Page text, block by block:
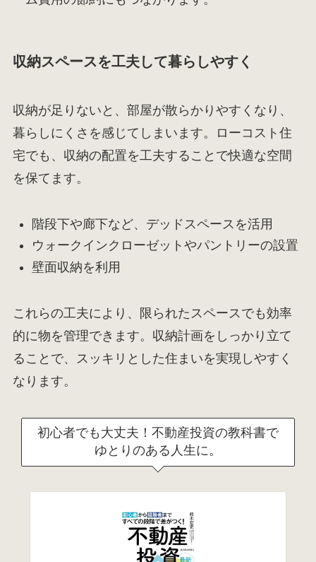
収納スペースを工夫して暮らしやすく
収納が足りないと、部屋が散らかりやすくなり、
暮らしにくさを感じてしまいます。ローコスト住
宅でも、収納の配置を工夫することで快適な空間
を保てます。
階段下や廊下など、デッドスペースを活用
ウォークインクローゼットやパントリーの設置
壁面収納を利用
これらの工夫により、限られたスペースでも効率
的に物を管理できます。収納計画をしっかり立て
ることで、スッキリとした住まいを実現しやすく
なります。
初心者でも大丈夫！不動産投資の教科書で
ゆとりのある人生に。